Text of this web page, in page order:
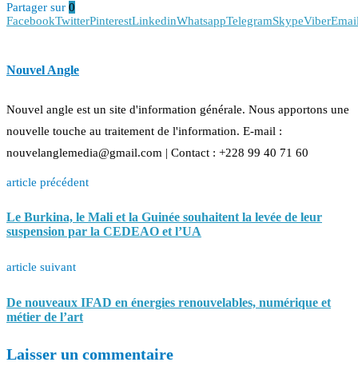
Partager sur 0
FacebookTwitterPinterestLinkedinWhatsappTelegramSkypeViber
Nouvel Angle
Nouvel angle est un site d'information générale. Nous apportons une
nouvelle touche au traitement de l'information. E-mail :
nouvelanglemedia@gmail.com | Contact : +228 99 40 71 60
article précédent
Le Burkina, le Mali et la Guinée souhaitent la levée de leur
suspension par la CEDEAO et l’UA
article suivant
De nouveaux IFAD en énergies renouvelables, numérique et
métier de l’art
Laisser un commentaire